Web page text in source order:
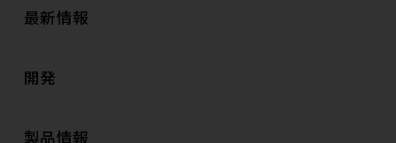
最新情報
開発
製品情報